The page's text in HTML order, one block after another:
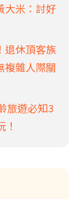
大米：討好
退休頂客族
複雜人際關
旅遊必知3